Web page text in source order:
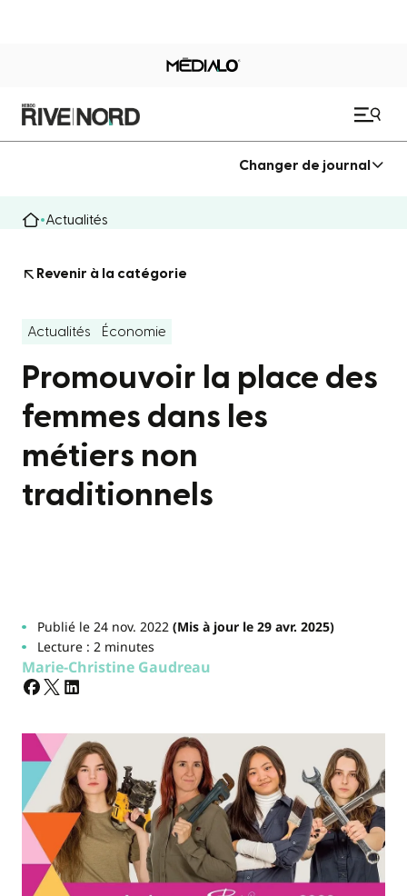
Changer de journal
Actualités
Revenir à la catégorie
Actualités Économie
Promouvoir la place des
femmes dans les
métiers non
traditionnels
Publié le 24 nov. 2022(Mis à jour le 29 avr. 2025)
Lecture : 2 minutes
Marie-Christine Gaudreau